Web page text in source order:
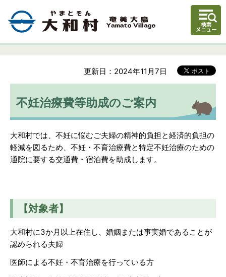
更新日：2024年11月7日
不妊治療費等助成のご案内
大和村では、不妊に悩むご夫婦の精神的負担と経済的負担の
軽減を図るため、不妊・不育治療費と特定不妊治療のための
通院に要する交通費・宿泊費を助成します。
【対象者】
大和村に3か月以上在住し、婚姻または事実婚であることが
認められる夫婦
医師による不妊・不育治療を行っている方